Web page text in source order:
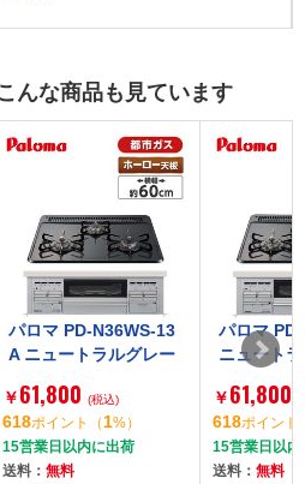
んな商品も見ています
パロマ PD-N36WS-13
A ニュートラルグレー
[ビルトインガスコン
ロ(都市ガス用・3口・
両側火力・幅60cm)]
￥61,800 (税込)
618ポイント （1%）
15営業日以内に出荷
送料： 無料
パロマ
ニュート
ルトイン
(プロパン
口・両側
m)]
￥61,800
618ポイント
15営業日以内
送料： 無料